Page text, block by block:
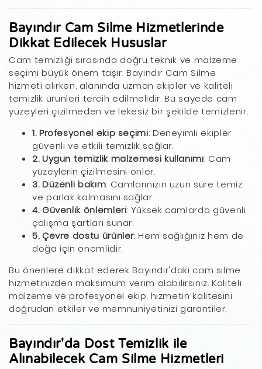
Bayındır Cam Silme Hizmetlerinde
Dikkat Edilecek Hususlar
Cam temizliği sırasında doğru teknik ve malzeme
seçimi büyük önem taşır. Bayındır Cam Silme
hizmeti alırken, alanında uzman ekipler ve kaliteli
temizlik ürünleri tercih edilmelidir. Bu sayede cam
yüzeyleri çizilmeden ve lekesiz bir şekilde temizlenir.
1. Profesyonel ekip seçimi: Deneyimli ekipler
güvenli ve etkili temizlik sağlar.
2. Uygun temizlik malzemesi kullanımı: Cam
yüzeylerin çizilmesini önler.
3. Düzenli bakım: Camlarınızın uzun süre temiz
ve parlak kalmasını sağlar.
4. Güvenlik önlemleri: Yüksek camlarda güvenli
çalışma şartları sunar.
5. Çevre dostu ürünler: Hem sağlığınız hem de
doğa için önemlidir.
Bu önerilere dikkat ederek Bayındır'daki cam silme
hizmetinizden maksimum verim alabilirsiniz. Kaliteli
malzeme ve profesyonel ekip, hizmetin kalitesini
doğrudan etkiler ve memnuniyetinizi garantiler.
Bayındır'da Dost Temizlik ile
Alınabilecek Cam Silme Hizmetleri